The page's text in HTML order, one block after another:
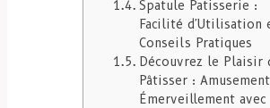
Spatule Patisserie :
Facilité d'Utilisation
Conseils Pratiques
Découvrez le Plaisir
Pâtisser :
Émerveillement avec